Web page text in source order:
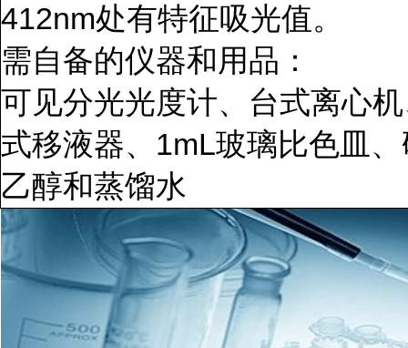
412nm处有特征吸光值。
需自备的仪器和用品：
可见分光光度计、台式离心
式移液器、 1mL玻璃比色皿
乙醇和蒸馏水